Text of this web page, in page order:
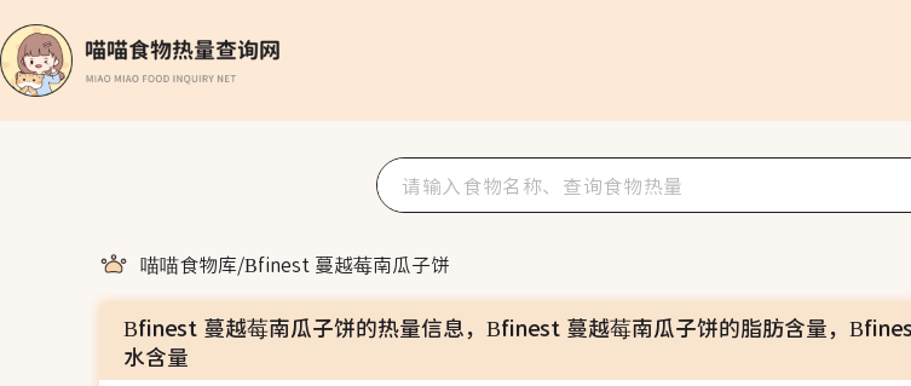
喵喵食物库/Bfinest 蔓越莓南瓜子饼
Bfinest 蔓越莓南瓜子饼的热量信息，Bfinest 蔓越莓南瓜子饼的脂肪含量，
水含量